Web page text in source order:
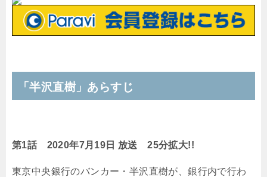
「半沢直樹」あらすじ
第1話 2020年7月19日 放送 25分拡大!!
東京中央銀行のバンカー・半沢直樹が、銀行内で行わ